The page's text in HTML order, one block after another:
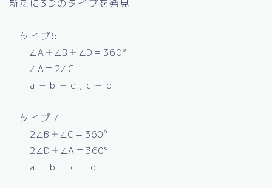
新たに3つのタイプを発見
タイプ6
∠A＋∠B＋∠D＝360°
∠A＝2∠C
a = b = e , c = d
タイプ７
2∠B＋∠C＝360°
2∠D＋∠A＝360°
a = b = c = d